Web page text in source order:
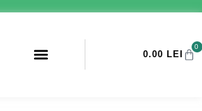
0.00 LEI
0